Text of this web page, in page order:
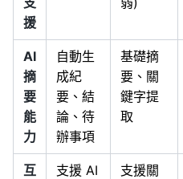
援
AI
摘
要
能
力
自動生
成紀
要、結
論、待
辦事項
基礎摘
要、關
鍵字提
取
互
支援 AI
支援關